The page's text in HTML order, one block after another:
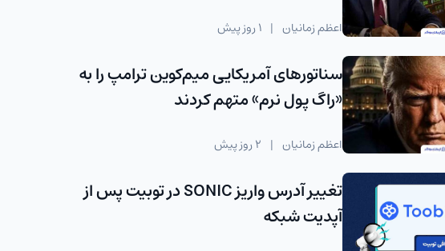
اعظم زمانیان | 1 روز پیش
سناتورهای آمریکایی میم‌کوین ترامپ را به
«راگ‌ پول نرم» متهم کردند
اعظم زمانیان | 2 روز پیش
تغییر آدرس واریز SONIC در توبیت پس از
آپدیت شبکه